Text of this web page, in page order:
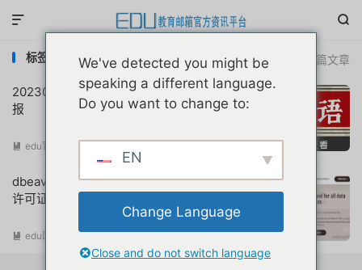


共 2 篇文章
标签：dbeaver激活码免费申请
20230417互联网教育优惠申请注册动态简
报
 edu官方简报
dbeaver数据库工具教育授权免费申请学术
许可证激活码教程
 edu国外优惠 阅读(4779)
We've detected you might be
speaking a different language.
Do you want to change to:
EN
Change Language
Close and do not switch language